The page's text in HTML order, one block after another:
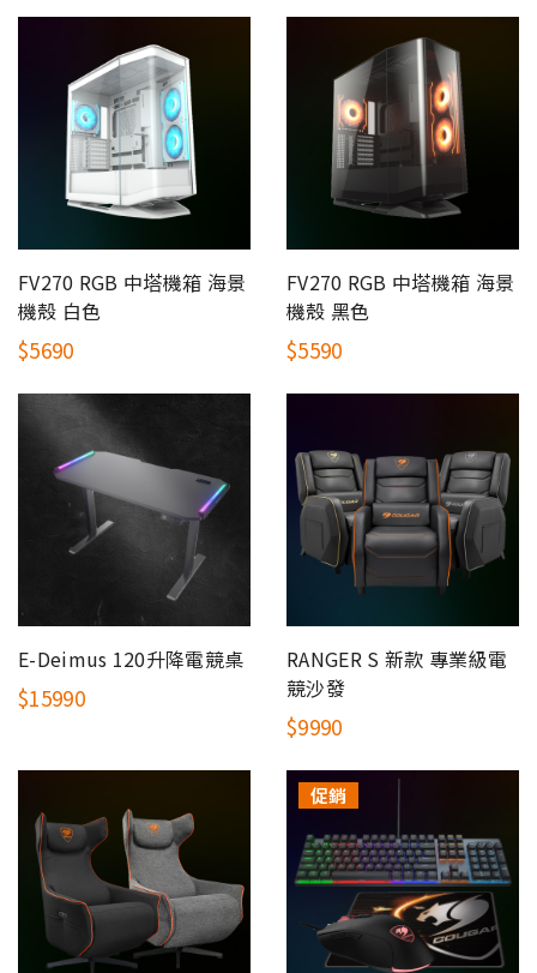
FV270 RGB 中塔機箱 海景
機殼 白色
$5690
FV270 RGB 中塔機箱 海景
機殼 黑色
$5590
E-Deimus 120升降電競桌
$15990
RANGER S 新款 專業級電
競沙發
$9990
促銷